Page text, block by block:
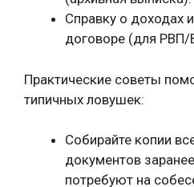
Справку о доходах
договоре (для
Практические советы
типичных ловушек:
Собирайте копии
документов
потребуют на